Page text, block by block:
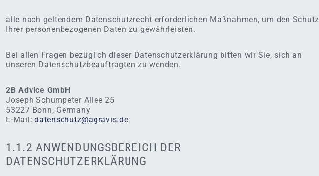
alle nach geltendem Datenschutzrecht erforderlichen Maßnahmen, um den Schutz
Ihrer personenbezogenen Daten zu gewährleisten.
Bei allen Fragen bezüglich dieser Datenschutzerklärung bitten wir Sie, sich an
unseren Datenschutzbeauftragten zu wenden.
2B Advice GmbH
Joseph Schumpeter Allee 25
53227 Bonn, Germany
E-Mail:datenschutz@agravis.de
1.1.2 ANWENDUNGSBEREICH DER
DATENSCHUTZERKLÄRUNG